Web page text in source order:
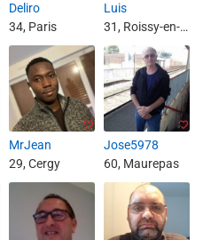
Deliro
34, Paris
Luis
31, Roissy-en-France
MrJean
29, Cergy
Jose5978
60, Maurepas